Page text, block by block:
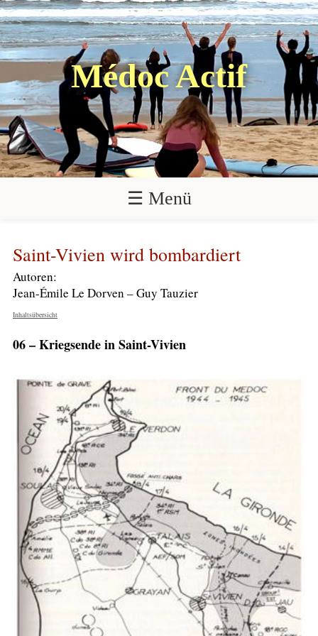
Médoc Actif
☰ Menü
Saint-Vivien wird bombardiert
Autoren:
Jean-Émile Le Dorven – Guy Tauzier
Inhaltsübersicht
06 – Kriegsende in Saint-Vivien